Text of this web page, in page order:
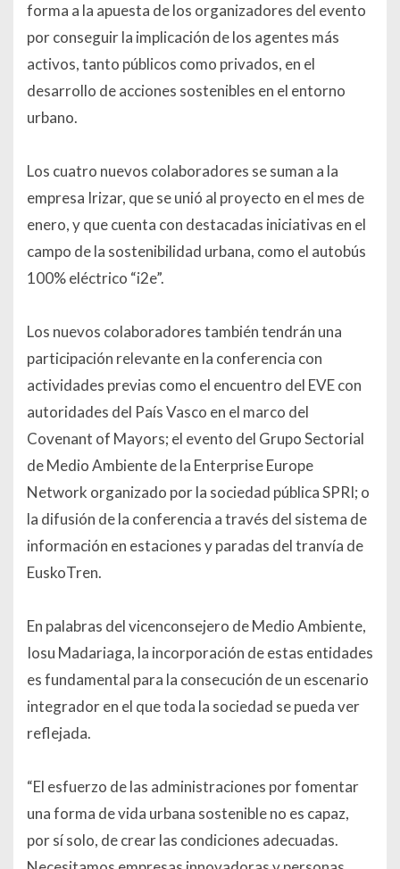
forma a la apuesta de los organizadores del evento
por conseguir la implicación de los agentes más
activos, tanto públicos como privados, en el
desarrollo de acciones sostenibles en el entorno
urbano.
Los cuatro nuevos colaboradores se suman a la
empresa Irizar, que se unió al proyecto en el mes de
enero, y que cuenta con destacadas iniciativas en el
campo de la sostenibilidad urbana, como el autobús
100% eléctrico “i2e”.
Los nuevos colaboradores también tendrán una
participación relevante en la conferencia con
actividades previas como el encuentro del EVE con
autoridades del País Vasco en el marco del
Covenant of Mayors; el evento del Grupo Sectorial
de Medio Ambiente de la Enterprise Europe
Network organizado por la sociedad pública SPRI; o
la difusión de la conferencia a través del sistema de
información en estaciones y paradas del tranvía de
EuskoTren.
En palabras del vicenconsejero de Medio Ambiente,
Iosu Madariaga, la incorporación de estas entidades
es fundamental para la consecución de un escenario
integrador en el que toda la sociedad se pueda ver
reflejada.
“El esfuerzo de las administraciones por fomentar
una forma de vida urbana sostenible no es capaz,
por sí solo, de crear las condiciones adecuadas.